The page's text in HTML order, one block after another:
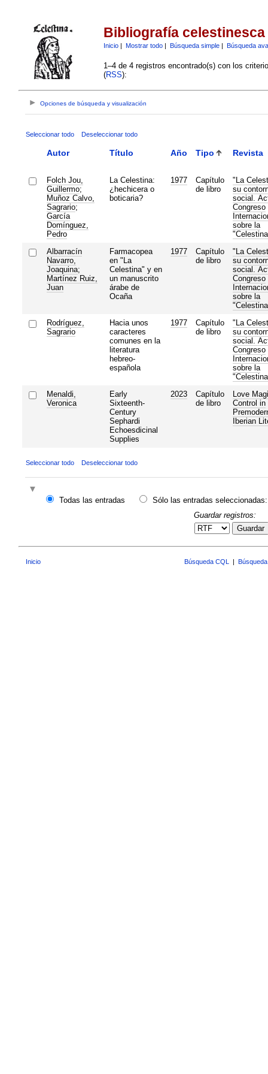
Bibliografía celestinesca
Inicio| Mostrar todo| Búsqueda simple| Búsqueda
1–4 de 4 registros encontrado(s) con los
(RSS):
Opciones de búsqueda y visualización
Seleccionar todo Deseleccionar todo
Autor Título Año Tipo Revista
Folch Jou,
Guillermo;
Muñoz Calvo,
Sagrario;
García
Domínguez,
Pedro
La Celestina:
¿hechicera o
boticaria?
1977
Capítulo
de libro
"La
su
social.
Congreso
sobre la
Albarracín
Navarro,
Joaquina;
Martínez Ruiz,
Juan
Farmacopea
en "La
Celestina" y en
un manuscrito
árabe de
Ocaña
1977
Capítulo
de libro
"La
su
social.
Congreso
sobre la
Rodríguez,
Sagrario
Hacia unos
caracteres
comunes en la
literatura
hebreo-
española
1977
Capítulo
de libro
"La
su
social.
Congreso
sobre la
Menaldi,
Veronica
Early
Sixteenth-
Century
Sephardi
Echoesdicinal
Supplies
2023
Capítulo
de libro
Love
Control in
Iberian
Seleccionar todo Deseleccionar todo
Todas las entradas
Sólo las entradas seleccionadas:
Guardar registros:
Guardar
Inicio Búsqueda CQL